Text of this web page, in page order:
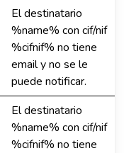
El destinatario
%name% con cif/nif
%cifnif% no tiene
email y no se le
puede notificar.
El destinatario
%name% con cif/nif
%cifnif% no tiene